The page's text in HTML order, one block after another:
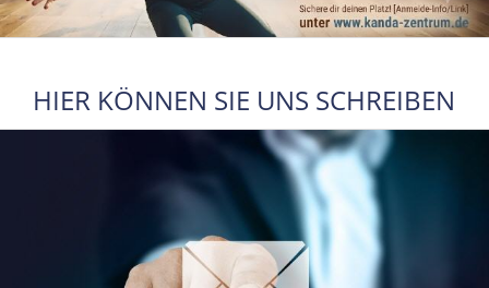
HIER KÖNNEN SIE UNS SCHREIBEN